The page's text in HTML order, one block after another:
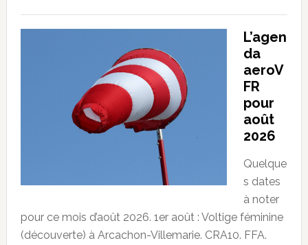
L’agen
da
aeroV
FR
pour
août
2026
Quelque
s dates
à noter
pour ce mois d’août 2026. 1er août : Voltige féminine
(découverte) à Arcachon-Villemarie. CRA10. FFA.